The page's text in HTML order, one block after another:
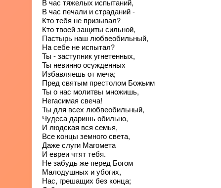
В час тяжелых испытаний,
В час печали и страданий -
Кто тебя не призывал?
Кто твоей защиты сильной,
Пастырь наш любвеобильный,
На себе не испытал?
Ты - заступник угнетенных,
Ты невинно осужденных
Избавляешь от меча;
Пред святым престолом Божьим
Ты о нас молитвы множишь,
Негасимая свеча!
Ты для всех любвеобильный,
Чудеса даришь обильно,
И людская вся семья,
Все концы земного света,
Даже слуги Магомета
И евреи чтят тебя.
Не забудь же перед Богом
Малодушных и убогих,
Нас, грешащих без конца;